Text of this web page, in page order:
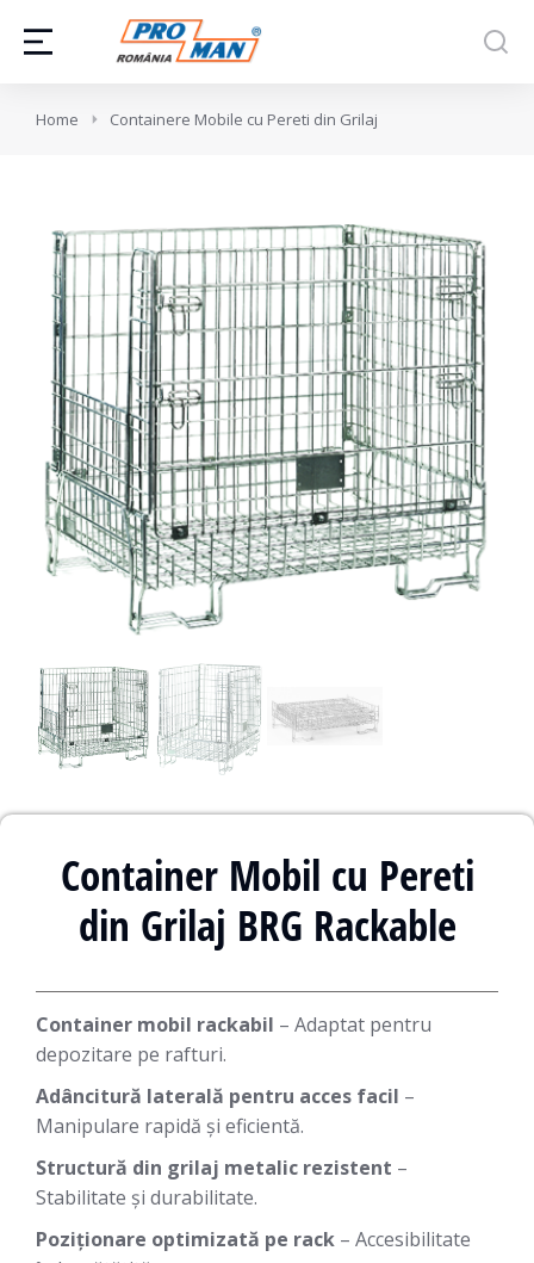
You are here:
Home Containere Mobile cu Pereti din Grilaj
Container Mobil cu Pereti
din Grilaj BRG Rackable
Container mobil rackabil – Adaptat pentru
depozitare pe rafturi.
Adâncitură laterală pentru acces facil –
Manipulare rapidă și eficientă.
Structură din grilaj metalic rezistent –
Stabilitate și durabilitate.
Poziționare optimizată pe rack – Accesibilitate